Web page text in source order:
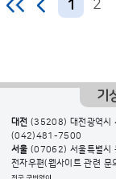
1 2
기
대전 (35208) 대전광역시
(042)481-7500
서울 (07062) 서울특별시
전자우편(웹사이트 관련